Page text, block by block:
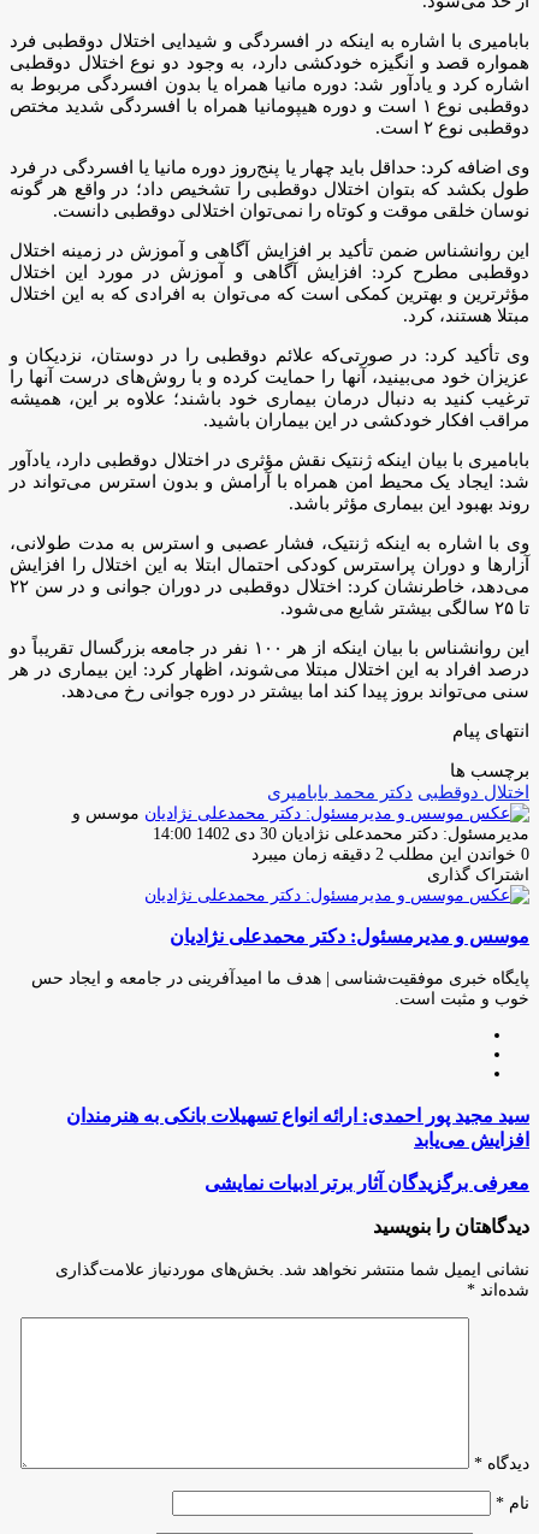
بابامیری با اشاره به اینکه در افسردگی و شیدایی اختلال دوقطبی فرد
همواره قصد و انگیزه خودکشی دارد، به وجود دو نوع اختلال دوقطبی
اشاره کرد و یادآور شد: دوره مانیا همراه یا بدون افسردگی مربوط به
دوقطبی نوع ۱ است و دوره هیپومانیا همراه با افسردگی شدید مختص
دوقطبی نوع ۲ است.
وی اضافه کرد: حداقل باید چهار یا پنج‌روز دوره مانیا یا افسردگی در فرد
طول بکشد که بتوان اختلال دوقطبی را تشخیص داد؛ در واقع هر گونه
نوسان خلقی موقت و کوتاه را نمی‌توان اختلالی دوقطبی دانست.
این روانشناس ضمن تأکید بر افزایش آگاهی و آموزش در زمینه اختلال
دوقطبی مطرح کرد: افزایش آگاهی و آموزش در مورد این اختلال
مؤثرترین و بهترین کمکی است که می‌توان به افرادی که به این اختلال
مبتلا هستند، کرد.
وی تأکید کرد: در صورتی‌که علائم دوقطبی را در دوستان، نزدیکان و
عزیزان خود می‌بینید، آنها را حمایت کرده و با روش‌های درست آنها را
ترغیب کنید به دنبال درمان بیماری خود باشند؛ علاوه بر این، همیشه
مراقب افکار خودکشی در این بیماران باشید.
بابامیری با بیان اینکه ژنتیک نقش مؤثری در اختلال دوقطبی دارد، یادآور
شد: ایجاد یک محیط امن همراه با آرامش و بدون استرس می‌تواند در
روند بهبود این بیماری مؤثر باشد.
وی با اشاره به اینکه ژنتیک، فشار عصبی و استرس به مدت طولانی،
آزارها و دوران پراسترس کودکی احتمال ابتلا به این اختلال را افزایش
می‌دهد، خاطرنشان کرد: اختلال دوقطبی در دوران جوانی و در سن ۲۲
تا ۲۵ سالگی بیشتر شایع می‌شود.
این روانشناس با بیان اینکه از هر ۱۰۰ نفر در جامعه بزرگسال تقریباً دو
درصد افراد به این اختلال مبتلا می‌شوند، اظهار کرد: این بیماری در هر
سنی می‌تواند بروز پیدا کند اما بیشتر در دوره جوانی رخ می‌دهد.
انتهای پیام
برچسب ها
اختلال دوقطبی دکتر محمد بابامیری
موسس و
مدیرمسئول: دکتر محمدعلی نژادیان ارسال
ایمیل
30 دی 1402 14:00
0 خواندن این مطلب 2 دقیقه زمان میبرد
اشتراک گذاری
فیس
توئیتر
لینکدین
واتس
تلگرام
اشتراک
از
ایمیل
چاپ
موسس و مدیرمسئول: دکتر محمدعلی نژادیان
پایگاه خبری موفقیت‌شناسی | هدف ما امیدآفرینی در جامعه و ایجاد حس
خوب و مثبت است.
سید
مجید
پور
احمدی:
ارائه
انواع
تسهیلات
به
هنرمندان
سید مجید پور احمدی: ارائه انواع تسهیلات بانکی به هنرمندان
افزایش می‌یابد
معرفی
آثار
ادبیات
نمایشی
معرفی برگزیدگان آثار برتر ادبیات نمایشی
دیدگاهتان را بنویسید
نشانی ایمیل شما منتشر نخواهد شد.
بخش‌های موردنیاز علامت‌گذاری
شده‌اند *
دیدگاه *
نام *